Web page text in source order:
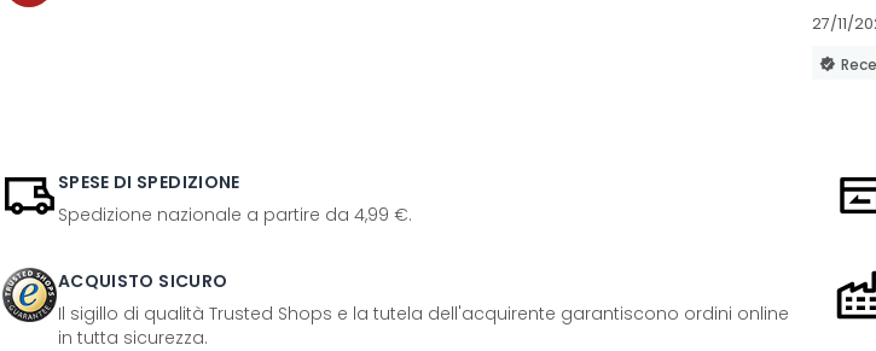
27/11/
SPESE DI SPEDIZIONE
Spedizione nazionale a partire da 4,99 €.
ACQUISTO SICURO
Il sigillo di qualità Trusted Shops e la tutela dell'acquirente garantiscono ordini online
in tutta sicurezza.